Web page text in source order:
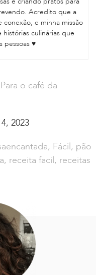
Acredito que a
e minha missão
culinárias que
pessoas ♥
Para o café da
2023
, Fácil, pão
, receita facil, receitas